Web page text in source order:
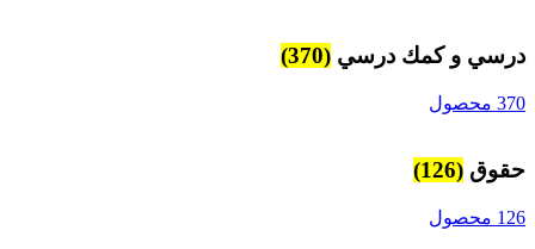
درسي و كمك درسي (370)
370 محصول
حقوق (126)
126 محصول